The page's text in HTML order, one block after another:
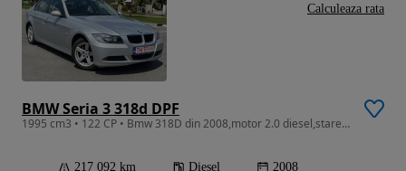
BMW Seria 3 318d DPF
1995 cm3 • 122 CP • Bmw 318D din 2008,motor 2.0 diesel,stare foarte buna,importat recent
217 092 km Diesel 2008
Calculeaza rata